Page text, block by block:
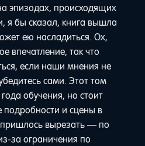
эпизодах, происходящих
я бы сказал, книга вышла
ею насладиться. Ох,
впечатление, так что
если наши мнения не
сами. Этот том
обучения, но стоит
подробности и сцены в
вырезать — по
за ограничения по